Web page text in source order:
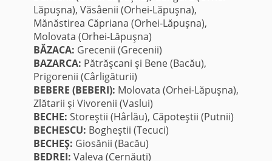
Lăpuşna), Văsâenii (Orhei-Lăpuşna),
Mănăstirea Căpriana (Orhei-Lăpuşna),
Molovata (Orhei-Lăpuşna)
BĂZACA: Grecenii (Grecenii)
BAZARCA: Pătrăşcani şi Bene (Bacău),
Prigorenii (Cârligăturii)
BEBERE (BEBERI): Molovata (Orhei-Lăpuşna),
Zlătarii şi Vivorenii (Vaslui)
BECHE: Storeştii (Hârlău), Căpoteştii (Putnii)
BECHESCU: Bogheştii (Tecuci)
BECHEŞ: Giosănii (Bacău)
BEDREI: Valeva (Cernăuţi)